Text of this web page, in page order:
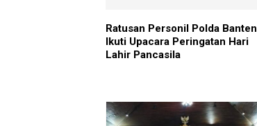
Ratusan Personil Polda Banten
Ikuti Upacara Peringatan Hari
Lahir Pancasila